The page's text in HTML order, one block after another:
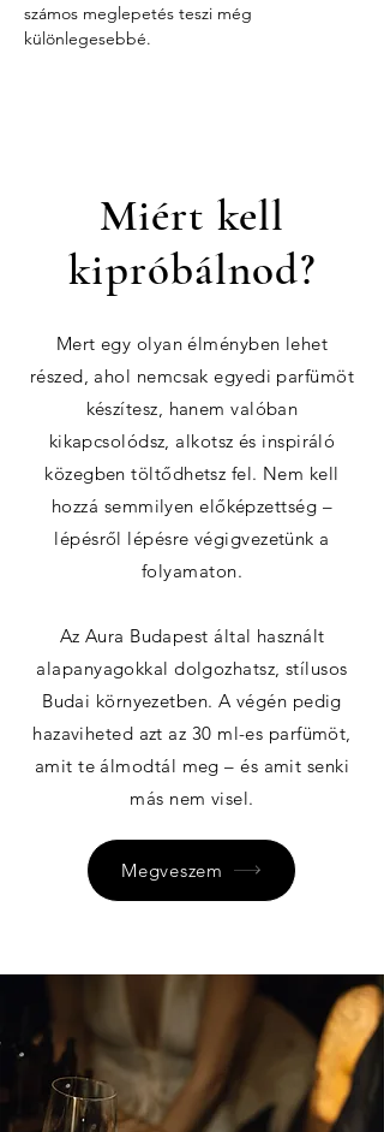
számos meglepetés teszi még
különlegesebbé.
Miért kell
kipróbálnod?
Mert egy olyan élményben lehet
részed, ahol nemcsak egyedi parfümöt
készítesz, hanem valóban
kikapcsolódsz, alkotsz és inspiráló
közegben töltődhetsz fel. Nem kell
hozzá semmilyen előképzettség –
lépésről lépésre végigvezetünk a
folyamaton.
Az Aura Budapest által használt
alapanyagokkal dolgozhatsz, stílusos
Budai környezetben. A végén pedig
hazaviheted azt az 30 ml-es parfümöt,
amit te álmodtál meg – és amit senki
más nem visel.
Megveszem